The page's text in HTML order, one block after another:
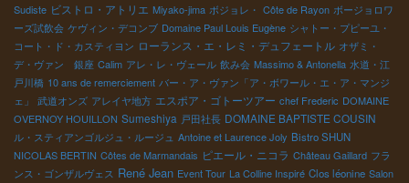
Sudiste ビストロ・アトリエ Miyako-jima ボジョレ・ Côte de Rayon ボージョロワ
ーズ試飲会 ケヴィン・デコンブ Domaine Paul Louis Eugène シャトー・プピーユ・
コート・ド・カスティヨン ローランス・エ・レミ・デュフェートル オザミ・
デ・ヴァン 銀座 Calim アレ・レ・ヴェール 飲み会 Massimo & Antonella 水道・江
戸川橋 10 ans de remerciement バー・ア・ヴァン「ア・ボワール・エ・ア・マンジ
ェ」
武道オンズ アレイヤ地方 エスポア・ゴトーツアー chef Frederic DOMAINE
OVERNOY HOUILLON Sumeshiya 戸田社長 DOMAINE BAPTISTE COUSIN
ル・スティアンゴルジュ・ルージュ Antoine et Laurence Joly Bistro SHUN
NICOLAS BERTIN Côtes de Marmandais ピエール・ニコラ Château Gaillard フラ
ンス・ゴンザルヴェス René Jean Event Tour La Colline Inspiré Clos léonine Salon